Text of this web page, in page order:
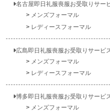
名古屋即日礼服喪服お受取りサー
メンズフォーマル
レディースフォーマル
広島即日礼服喪服お受取りサービス
メンズフォーマル
レディースフォーマル
博多即日礼服喪服お受取りサービ
メンズフォーマル